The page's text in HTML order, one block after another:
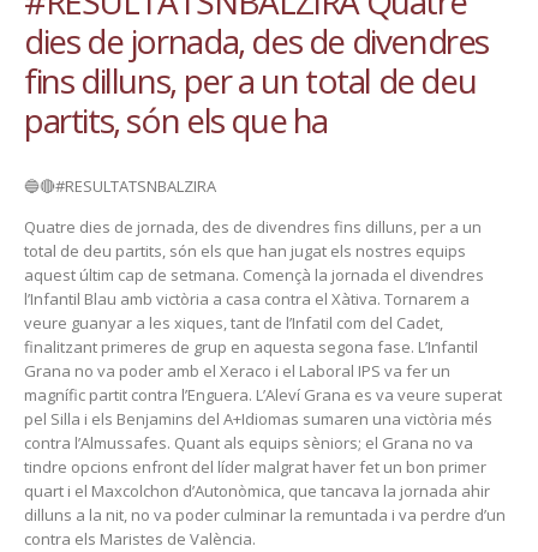
dies de jornada, des de divendres
fins dilluns, per a un total de deu
partits, són els que ha
🔵🔴#RESULTATSNBALZIRA
Quatre dies de jornada, des de divendres fins dilluns, per a un
total de deu partits, són els que han jugat els nostres equips
aquest últim cap de setmana. Començà la jornada el divendres
l’Infantil Blau amb victòria a casa contra el Xàtiva. Tornarem a
veure guanyar a les xiques, tant de l’Infatil com del Cadet,
finalitzant primeres de grup en aquesta segona fase. L’Infantil
Grana no va poder amb el Xeraco i el Laboral IPS va fer un
magnífic partit contra l’Enguera. L’Aleví Grana es va veure superat
pel Silla i els Benjamins del A+Idiomas sumaren una victòria més
contra l’Almussafes. Quant als equips sèniors; el Grana no va
tindre opcions enfront del líder malgrat haver fet un bon primer
quart i el Maxcolchon d’Autonòmica, que tancava la jornada ahir
dilluns a la nit, no va poder culminar la remuntada i va perdre d’un
contra els Maristes de València.